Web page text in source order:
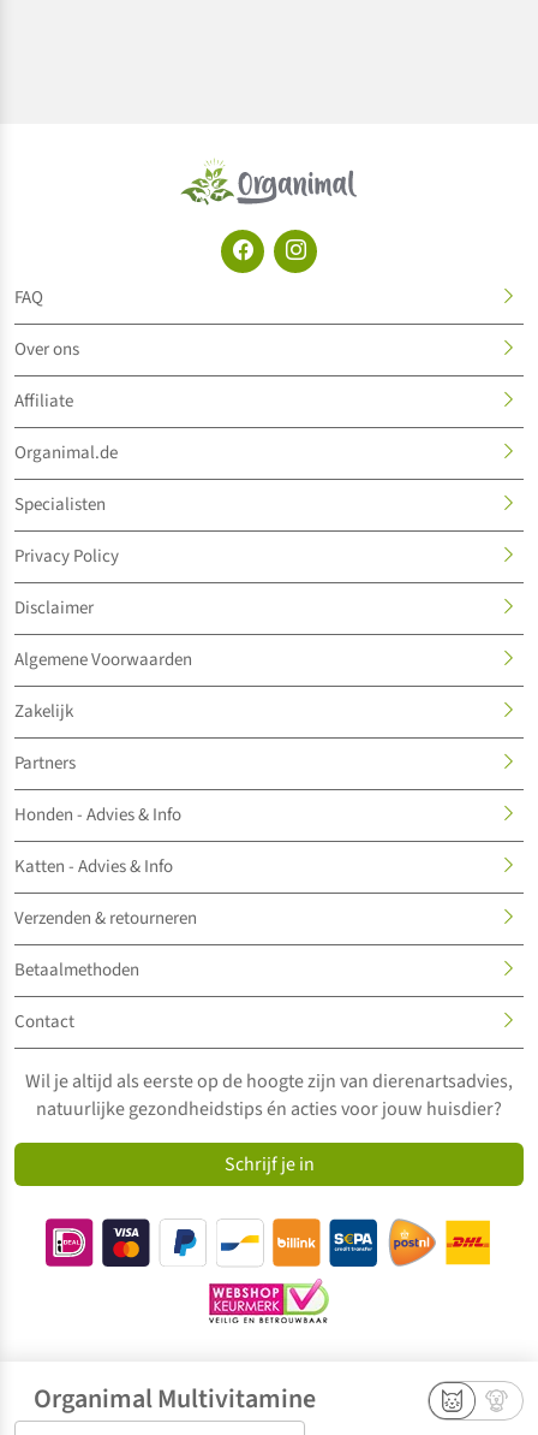
FAQ
Over ons
Affiliate
Organimal.de
Specialisten
Privacy Policy
Disclaimer
Algemene Voorwaarden
Zakelijk
Partners
Honden - Advies & Info
Katten - Advies & Info
Verzenden & retourneren
Betaalmethoden
Contact
Wil je altijd als eerste op de hoogte zijn van dierenartsadvies,
natuurlijke gezondheidstips én acties voor jouw huisdier?
Schrijf je in
Organimal Multivitamine